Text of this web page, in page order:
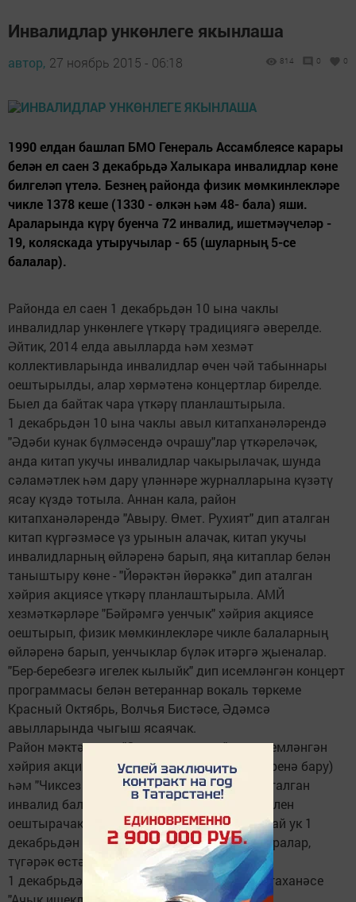
Инвалидлар ункөнлеге якынлаша
автор, 27 ноябрь 2015 - 06:18 814 0 0
1990 елдан башлап БМО Генераль Ассамблеясе карары
белән ел саен 3 декабрьдә Халыкара инвалидлар көне
билгеләп үтелә. Безнең районда физик мөмкинлекләре
чикле 1378 кеше (1330 - өлкән һәм 48- бала) яши.
Араларында күрү буенча 72 инвалид, ишетмәүчеләр -
19, коляскада утыручылар - 65 (шуларның 5-се
балалар).
Районда ел саен 1 декабрьдән 10 ына чаклы
инвалидлар ункөнлеге үткәрү традициягә әверелде.
Әйтик, 2014 елда авылларда һәм хезмәт
коллективларында инвалидлар өчен чәй табыннары
оештырылды, алар хөрмәтенә концертлар бирелде.
Быел да байтак чара үткәрү планлаштырыла.
1 декабрьдән 10 ына чаклы авыл китапханәләрендә
"Әдәби кунак бүлмәсендә очрашу"лар үткәреләчәк,
анда китап укучы инвалидлар чакырылачак, шунда
сәламәтлек һәм дару үләннәре журналларына күзәтү
ясау күздә тотыла. Аннан кала, район
китапханәләрендә "Авыру. Өмет. Рухият" дип аталган
китап күргәзмәсе үз урынын алачак, китап укучы
инвалидларның өйләренә барып, яңа китаплар белән
таныштыру көне - "Йөрәктән йөрәккә" дип аталган
хәйрия акциясе үткәрү планлаштырыла. АМЙ
хезмәткәрләре "Бәйрәмгә уенчык" хәйрия акциясе
оештырып, физик мөмкинлекләре чикле балаларның
өйләренә барып, уенчыклар бүләк итәргә җыеналар.
"Бер-беребезгә игелек кылыйк" дип исемләнгән концерт
программасы белән ветераннар вокаль төркеме
Красный Октябрь, Волчья Бистәсе, Әдәмсә
авылларында чыгыш ясаячак.
Район мәктәпләре "Син ялгыз түгел" дип исемләнгән
хәйрия акциясе (инвалид балаларның өйләренә бару)
һәм "Чиксез мөмкинлекләр дөньясы" дип аталган
инвалид балалар иҗатының район фестивален
оештырачаклар. Район мәктәпләрендә шулай ук 1
декабрьдән 10 ына чаклы класстан тыш чаралар,
түгәрәк өстәлләр үткәреләчәк.
1 декабрьдән 10-ына чаклы район үзәк хастаханәсе